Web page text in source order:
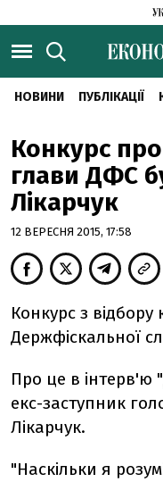
НОВИНИ ПУБЛІКАЦІЇ
Конкурс
глави ДФС
Лікарчук
12 ВЕРЕСНЯ 2015, 17:58
Конкурс з
Держфіскальної
Про це в інтерв'ю "
екс-заступник
Лікарчук.
"Наскільки я